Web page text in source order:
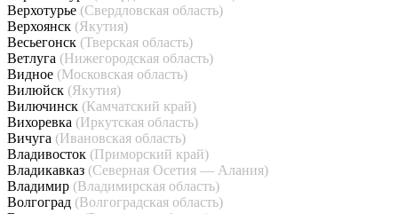
Верхотурье (Свердловская область)
Верхоянск (Якутия)
Весьегонск (Тверская область)
Ветлуга (Нижегородская область)
Видное (Московская область)
Вилюйск (Якутия)
Вилючинск (Камчатский край)
Вихоревка (Иркутская область)
Вичуга (Ивановская область)
Владивосток (Приморский край)
Владикавказ (Северная Осетия — Алания)
Владимир (Владимирская область)
Волгоград (Волгоградская область)